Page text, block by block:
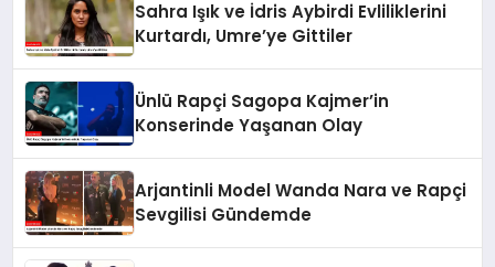
Sahra Işık ve İdris Aybirdi Evliliklerini
Kurtardı, Umre’ye Gittiler
Ünlü Rapçi Sagopa Kajmer’in
Konserinde Yaşanan Olay
Arjantinli Model Wanda Nara ve Rapçi
Sevgilisi Gündemde